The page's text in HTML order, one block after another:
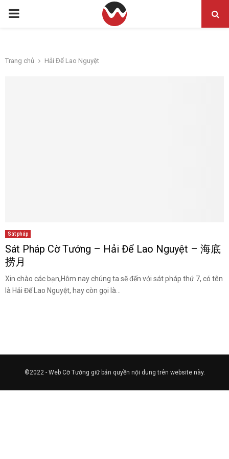
PRIMARY
Trang chủ Hải Để Lao Nguyệt
Sát pháp
Sát Pháp Cờ Tướng – Hải Để Lao Nguyệt – 海底
捞月
Xin chào các bạn,Hôm nay chúng ta sẽ đến với sát pháp thứ 7, có tên
là Hải Để Lao Nguyệt, hay còn gọi là...
©2022 - Web Cờ Tướng giữ bản quyền nội dung trên website này.